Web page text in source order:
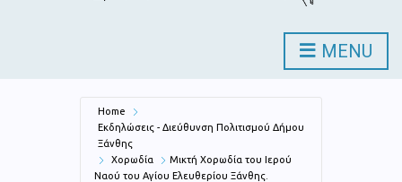
c
o
MENU
Home
Εκδηλώσεις - Διεύθυνση Πολιτισμού Δήμου
Ξάνθης
Χορωδία
Μικτή Χορωδία του Ιερού
Ναού του Αγίου Ελευθερίου Ξάνθης.